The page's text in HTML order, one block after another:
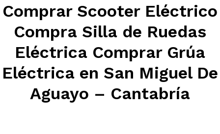
Comprar Scooter Eléctrico
Compra Silla de Ruedas
Eléctrica Comprar Grúa
Eléctrica en San Miguel De
Aguayo – Cantabría